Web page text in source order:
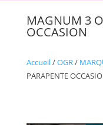
MAGNUM 3
OCCASION
Accueil/OGR/
PARAPENTE